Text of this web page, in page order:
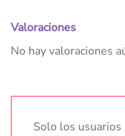
Valoraciones
No hay valoraciones
Solo los